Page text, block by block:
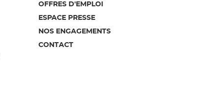
OFFRES D'EMPLOI
ESPACE PRESSE
NOS ENGAGEMENTS
CONTACT